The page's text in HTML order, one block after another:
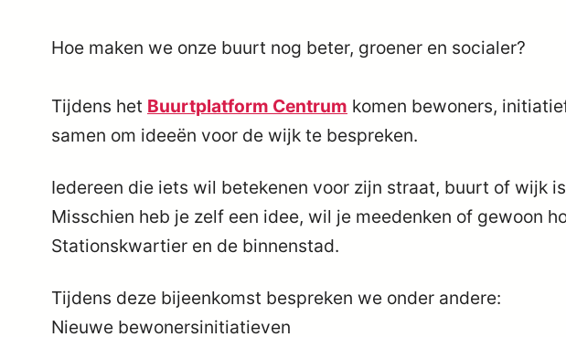
Hoe maken we onze buurt nog beter, groener en socialer?
Tijdens het Buurtplatform Centrum komen bewoners,
samen om ideeën voor de wijk te bespreken.
Iedereen die iets wil betekenen voor zijn straat, buurt of wijk
Misschien heb je zelf een idee, wil je meedenken of gewoon
Stationskwartier en de binnenstad.
Tijdens deze bijeenkomst bespreken we onder andere:
Nieuwe bewonersinitiatieven